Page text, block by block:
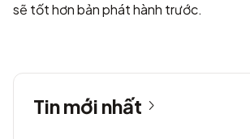
sẽ tốt hơn bản phát hành trước.
Tin mới nhất